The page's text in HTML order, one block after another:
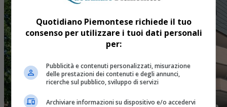
Quotidiano Piemontese richiede il tuo
consenso per utilizzare i tuoi dati personali
per:
Pubblicità e contenuti personalizzati, misurazione
delle prestazioni dei contenuti e degli annunci,
ricerche sul pubblico, sviluppo di servizi
Archiviare informazioni su dispositivo e/o accedervi